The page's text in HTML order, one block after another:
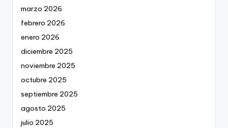
marzo 2026
febrero 2026
enero 2026
diciembre 2025
noviembre 2025
octubre 2025
septiembre 2025
agosto 2025
julio 2025